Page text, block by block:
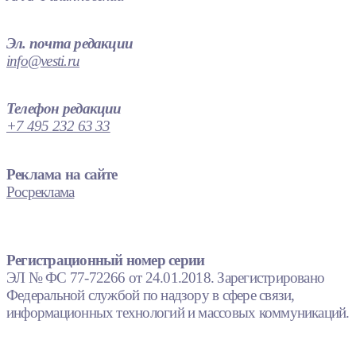
Эл. почта редакции
info@vesti.ru
Телефон редакции
+7 495 232 63 33
Реклама на сайте
Росреклама
Регистрационный номер серии
ЭЛ № ФС 77-72266 от 24.01.2018. Зарегистрировано
Федеральной службой по надзору в сфере связи,
информационных технологий и массовых коммуникаций.